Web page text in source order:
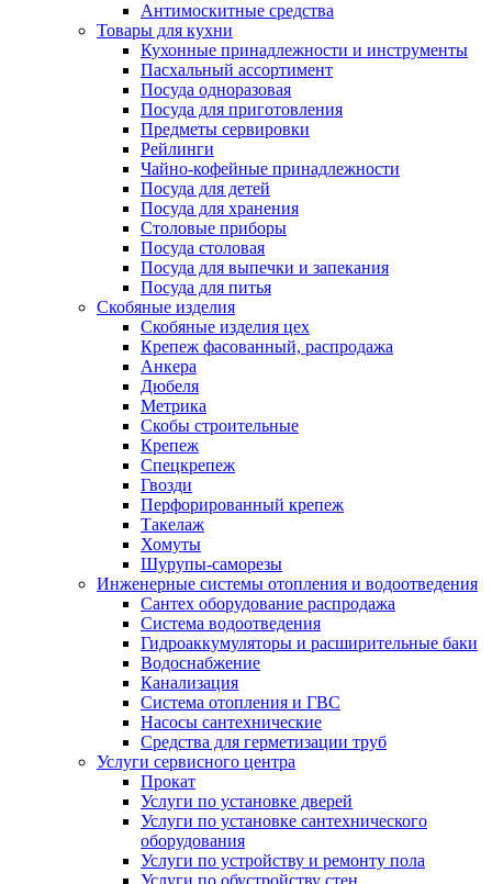
Антимоскитные средства
Товары для кухни
Кухонные принадлежности и инструменты
Пасхальный ассортимент
Посуда одноразовая
Посуда для приготовления
Предметы сервировки
Рейлинги
Чайно-кофейные принадлежности
Посуда для детей
Посуда для хранения
Столовые приборы
Посуда столовая
Посуда для выпечки и запекания
Посуда для питья
Скобяные изделия
Скобяные изделия цех
Крепеж фасованный, распродажа
Анкера
Дюбеля
Метрика
Скобы строительные
Крепеж
Спецкрепеж
Гвозди
Перфорированный крепеж
Такелаж
Хомуты
Шурупы-саморезы
Инженерные системы отопления и водоотведения
Сантех оборудование распродажа
Система водоотведения
Гидроаккумуляторы и расширительные баки
Водоснабжение
Канализация
Система отопления и ГВС
Насосы сантехнические
Средства для герметизации труб
Услуги сервисного центра
Прокат
Услуги по установке дверей
Услуги по установке сантехнического
оборудования
Услуги по устройству и ремонту пола
Услуги по обустройству стен